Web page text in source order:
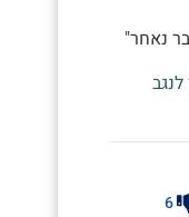
נאחר"
6